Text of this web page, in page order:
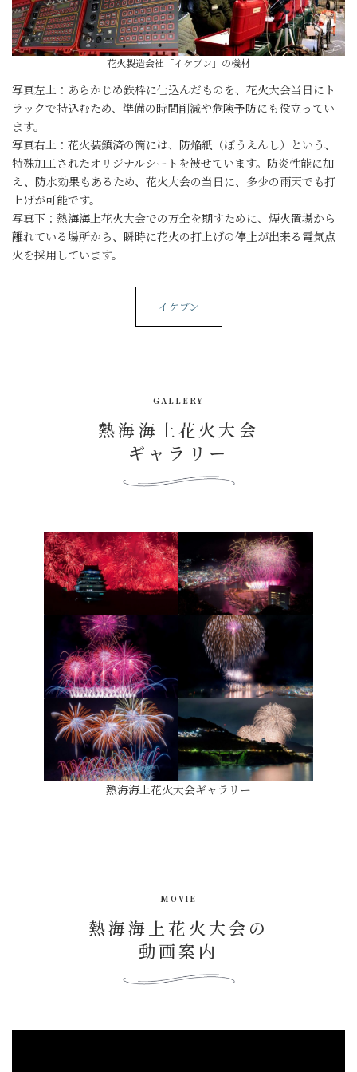
花火製造会社「イケブン」の機材
写真左上：あらかじめ鉄枠に仕込んだものを、花火大会当日にト
ラックで持込むため、準備の時間削減や危険予防にも役立ってい
ます。
写真右上：花火装鎮済の筒には、防焔紙（ぼうえんし）という、
特殊加工されたオリジナルシートを被せています。防炎性能に加
え、防水効果もあるため、花火大会の当日に、多少の雨天でも打
上げが可能です。
写真下：熱海海上花火大会での万全を期すために、煙火置場から
離れている場所から、瞬時に花火の打上げの停止が出来る電気点
火を採用しています。
イケブン
熱海海上花火大会
ギャラリー
GALLERY
熱海海上花火大会ギャラリー
熱海海上花火大会の
動画案内
MOVIE